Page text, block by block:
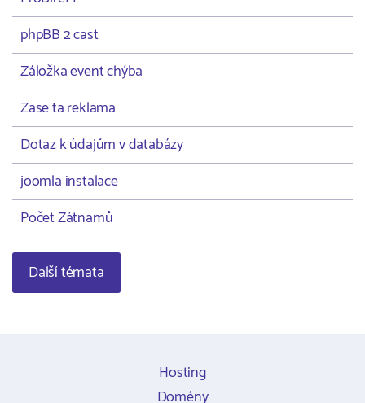
phpBB 2 cast
Záložka event chýba
Zase ta reklama
Dotaz k údajům v databázy
joomla instalace
Počet Zátnamů
Další témata
Hosting
Domény